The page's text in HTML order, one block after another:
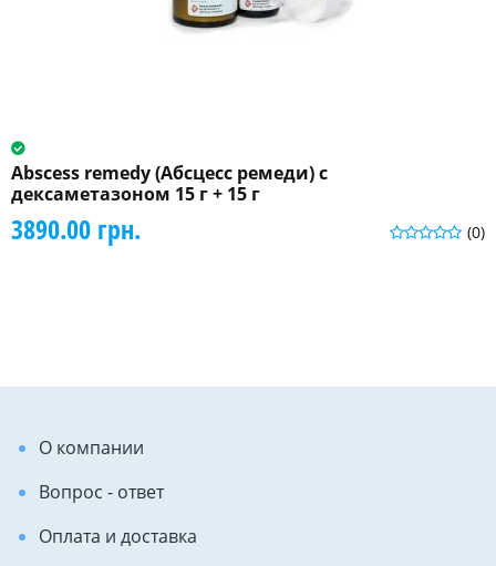
Abscess remedy (Абсцесс ремеди) с
дексаметазоном 15 г + 15 г
(0)
3890.00 грн.
О компании
Вопрос - ответ
Оплата и доставка